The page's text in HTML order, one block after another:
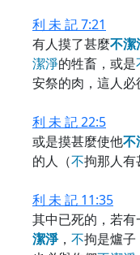
利 未 記 7:21
有人摸了甚麼不潔
潔淨的牲畜，或是
安祭的肉，這人必
利 未 記 22:5
或是摸甚麼使他不
的人（不拘那人有
利 未 記 11:35
其中已死的，若
潔淨， 不拘是爐子